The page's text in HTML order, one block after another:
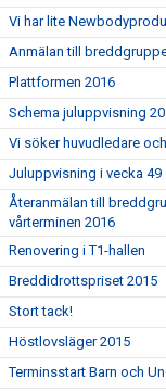
Vi har lite
Anmälan till
Plattformen 2016
Schema juluppvisning
Vi söker huvudledare
Juluppvisning i vecka 49
Återanmälan till
vårterminen 2016
Renovering i T1-hallen
Breddidrottspriset 2015
Stort tack!
Höstlovsläger 2015
Terminsstart Barn och